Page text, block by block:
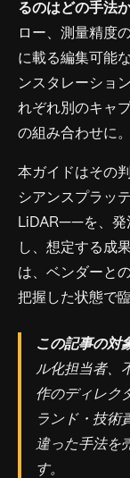
るのはどの手法か
ロー、測量精度
に載る編集可能
ンスタレーショ
れぞれ別のキャ
の組み合わせに。
本ガイドはその
シアンスプラッ
LiDAR——を、発
し、想定する成
は、ベンダーと
把握した状態で
この記事の対
ル化担当者、
作のディレク
ランド・技術
違った手法を
す。